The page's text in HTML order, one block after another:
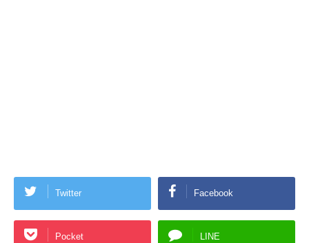
Twitter Facebook
Pocket LINE